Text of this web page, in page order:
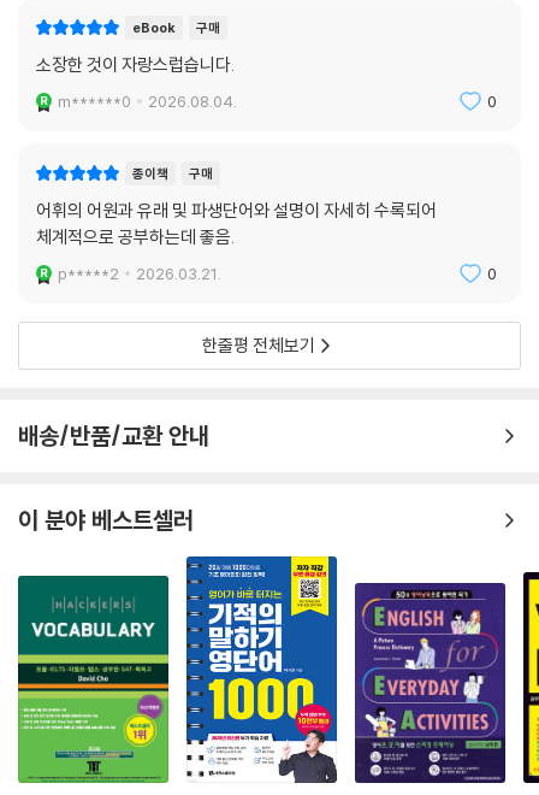
eBook 구매
소장한 것이 자랑스럽습니다.
m******0 2026.08.04. 0
종이책 구매
어휘의 어원과 유래 및 파생단어와 설명이 자세히 수록되어
체계적으로 공부하는데 좋음.
p*****2 2026.03.21. 0
한줄평 전체보기
배송/반품/교환 안내
이 분야 베스트셀러